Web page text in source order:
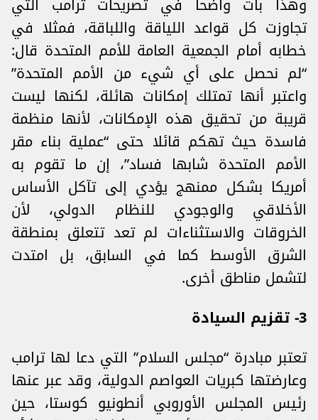
تجاوزت كل قواعد اللياقة واللباقة، فمثلا في
خطابه أمام الجمعية العامة للأمم المتحدة قال:
“لم نحصل على أي شيء من الأمم المتحدة”
واعتبر أنها تمتلك إمكانات هائلة، لكنها ليست
قريبة من تحقيق هذه الإمكانات، لأنها منظمة
فاسدة حيث تهكم قائلا حتى “عملية بناء مقر
الأمم المتحدة شابها فساد”، إن ما تقوم به
أمريكا بشكل ممنهج يؤدي إلى تآكل الأساس
الأخلاقي والوجودي للنظام الدولي، لأن
الخروقات والاستثناءات لم تعد تتعلق بمنطقة
الشرق الأوسط كما في السابق، بل امتدت
لتشمل مناطق أخرى.
3- تقزيم السيادة
تعتبر مبادرة “مجلس السلام” التي دعا لها ترامب
وعارضتها كبريات العواصم الدولية، وقد عبر عنها
رئيس المجلس الأوروبي أنطونيو كوستا، حين